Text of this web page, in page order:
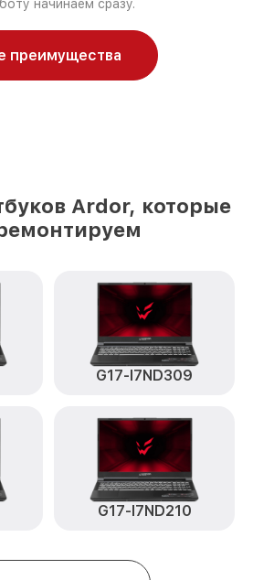
начинаем сразу.
преимущества
Ardor, которые
G17-I7ND309
G17-I7ND210